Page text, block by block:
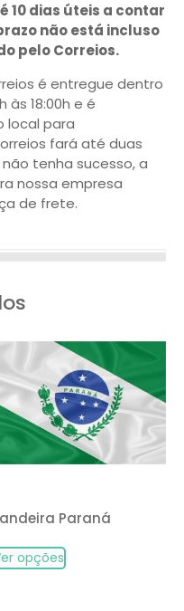
10 dias úteis a contar
não está incluso
pelo Correios.
é entregue dentro
às 18:00h e é
local para
fará até duas
tenha sucesso, a
nossa empresa
de frete.
Paraná
opções